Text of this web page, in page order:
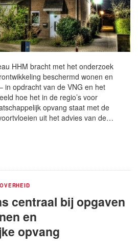
HHM bracht met het onderzoek
beschermd wonen en
in opdracht van de VNG en het
hoe het in de regio’s voor
opvang staat met de
uit het advies van de…
centraal bij opgaven
en
opvang